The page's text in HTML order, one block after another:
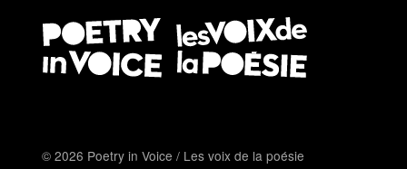
© 2026 Poetry in Voice / Les voix de la poésie